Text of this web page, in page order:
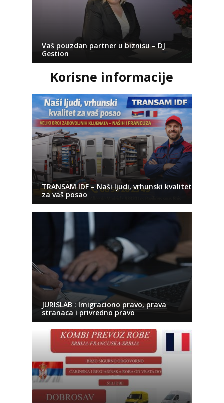
Vaš pouzdan partner u biznisu – DJ
Gestion
Korisne informacije
TRANSAM IDF – Naši ljudi, vrhunski kvalitet
za vaš posao
JURISLAB : Imigraciono pravo, prava
stranaca i privredno pravo